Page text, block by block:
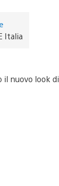
Italia
il nuovo look di